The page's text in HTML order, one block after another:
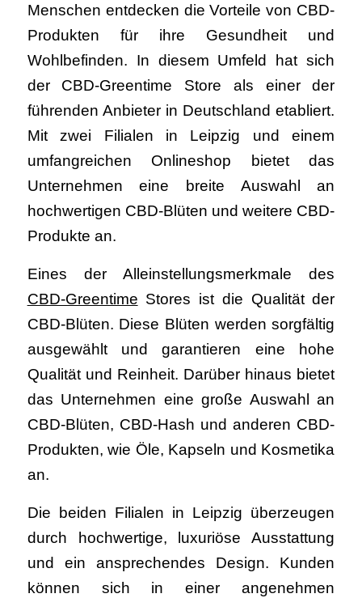
Menschen entdecken die Vorteile von CBD-
Produkten für ihre Gesundheit und
Wohlbefinden. In diesem Umfeld hat sich
der CBD-Greentime Store als einer der
führenden Anbieter in Deutschland etabliert.
Mit zwei Filialen in Leipzig und einem
umfangreichen Onlineshop bietet das
Unternehmen eine breite Auswahl an
hochwertigen CBD-Blüten und weitere CBD-
Produkte an.
Eines der Alleinstellungsmerkmale des
CBD-Greentime Stores ist die Qualität der
CBD-Blüten. Diese Blüten werden sorgfältig
ausgewählt und garantieren eine hohe
Qualität und Reinheit. Darüber hinaus bietet
das Unternehmen eine große Auswahl an
CBD-Blüten, CBD-Hash und anderen CBD-
Produkten, wie Öle, Kapseln und Kosmetika
an.
Die beiden Filialen in Leipzig überzeugen
durch hochwertige, luxuriöse Ausstattung
und ein ansprechendes Design. Kunden
können sich in einer angenehmen